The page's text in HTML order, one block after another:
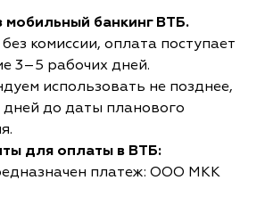
мобильный банкинг ВТБ.
комиссии, оплата поступает
3–5 рабочих дней.
использовать не позднее,
дней до даты планового
для оплаты в ВТБ:
платеж: ООО МКК